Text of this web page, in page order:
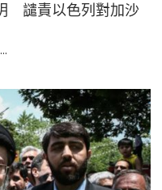
譴責以色列對加沙